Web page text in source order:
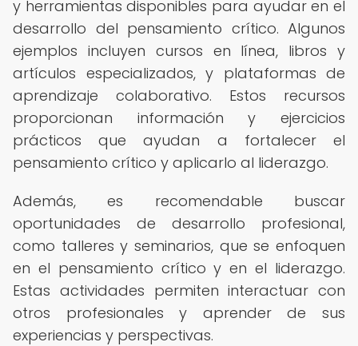
y herramientas disponibles para ayudar en el
desarrollo del pensamiento crítico. Algunos
ejemplos incluyen cursos en línea, libros y
artículos especializados, y plataformas de
aprendizaje colaborativo. Estos recursos
proporcionan información y ejercicios
prácticos que ayudan a fortalecer el
pensamiento crítico y aplicarlo al liderazgo.
Además, es recomendable buscar
oportunidades de desarrollo profesional,
como talleres y seminarios, que se enfoquen
en el pensamiento crítico y en el liderazgo.
Estas actividades permiten interactuar con
otros profesionales y aprender de sus
experiencias y perspectivas.